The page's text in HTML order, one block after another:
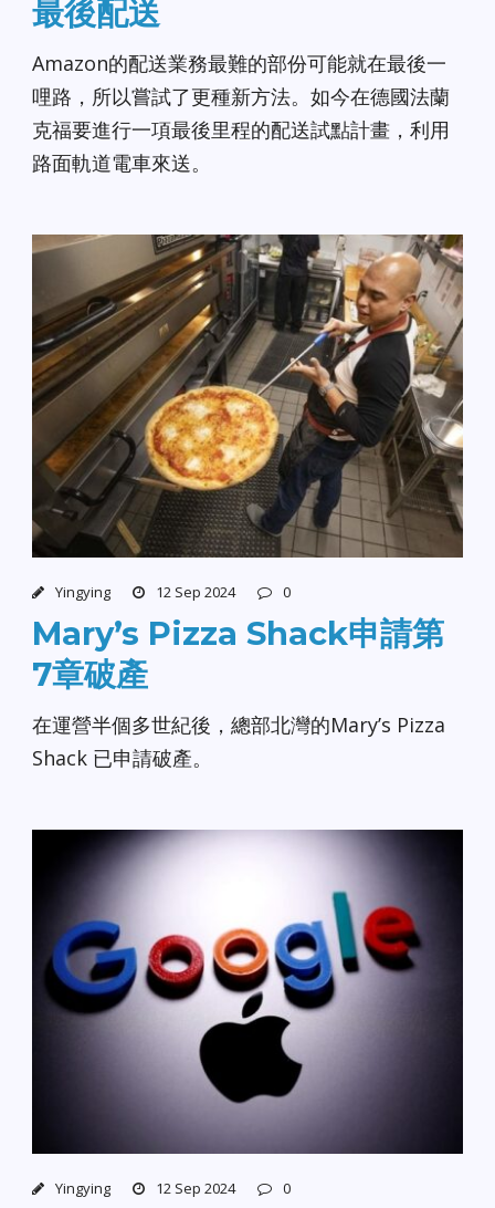
最後配送
Amazon的配送業務最難的部份可能就在最後一
哩路，所以嘗試了更種新方法。如今在德國法蘭
克福要進行一項最後里程的配送試點計畫，利用
路面軌道電車來送。
Yingying 12 Sep 2024 0
Mary’s Pizza Shack申請第
7章破產
在運營半個多世紀後，總部北灣的Mary’s Pizza
Shack 已申請破產。
Yingying 12 Sep 2024 0